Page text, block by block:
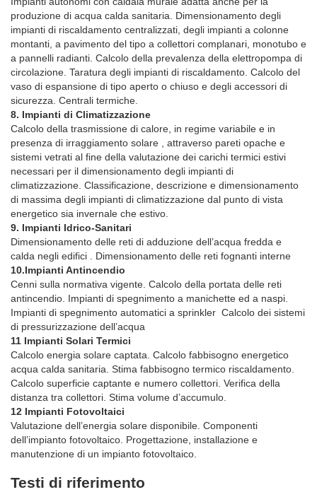
produzione di acqua calda sanitaria. Dimensionamento degli
impianti di riscaldamento centralizzati, degli impianti a colonne
montanti, a pavimento del tipo a collettori complanari, monotubo e
a pannelli radianti. Calcolo della prevalenza della elettropompa di
circolazione. Taratura degli impianti di riscaldamento. Calcolo del
vaso di espansione di tipo aperto o chiuso e degli accessori di
sicurezza. Centrali termiche.
8. Impianti di Climatizzazione
Calcolo della trasmissione di calore, in regime variabile e in
presenza di irraggiamento solare , attraverso pareti opache e
sistemi vetrati al fine della valutazione dei carichi termici estivi
necessari per il dimensionamento degli impianti di
climatizzazione. Classificazione, descrizione e dimensionamento
di massima degli impianti di climatizzazione dal punto di vista
energetico sia invernale che estivo.
9. Impianti Idrico-Sanitari
Dimensionamento delle reti di adduzione dell’acqua fredda e
calda negli edifici . Dimensionamento delle reti fognanti interne
10.Impianti Antincendio
Cenni sulla normativa vigente. Calcolo della portata delle reti
antincendio. Impianti di spegnimento a manichette ed a naspi.
Impianti di spegnimento automatici a sprinkler Calcolo dei sistemi
di pressurizzazione dell’acqua
11 Impianti Solari Termici
Calcolo energia solare captata. Calcolo fabbisogno energetico
acqua calda sanitaria. Stima fabbisogno termico riscaldamento.
Calcolo superficie captante e numero collettori. Verifica della
distanza tra collettori. Stima volume d’accumulo.
12 Impianti Fotovoltaici
Valutazione dell’energia solare disponibile. Componenti
dell’impianto fotovoltaico. Progettazione, installazione e
manutenzione di un impianto fotovoltaico.
Testi di riferimento